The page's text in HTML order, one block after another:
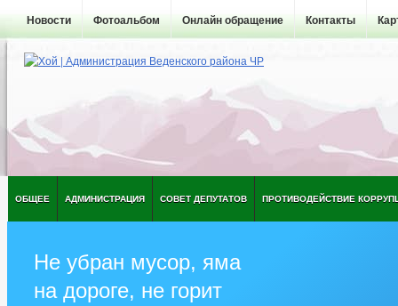
Новости Фотоальбом Онлайн обращение Контакты
ОБЩЕЕ АДМИНИСТРАЦИЯ СОВЕТ ДЕПУТАТОВ ПРОТИВОДЕЙСТВИЕ
Не убран мусор, яма
на дороге, не горит